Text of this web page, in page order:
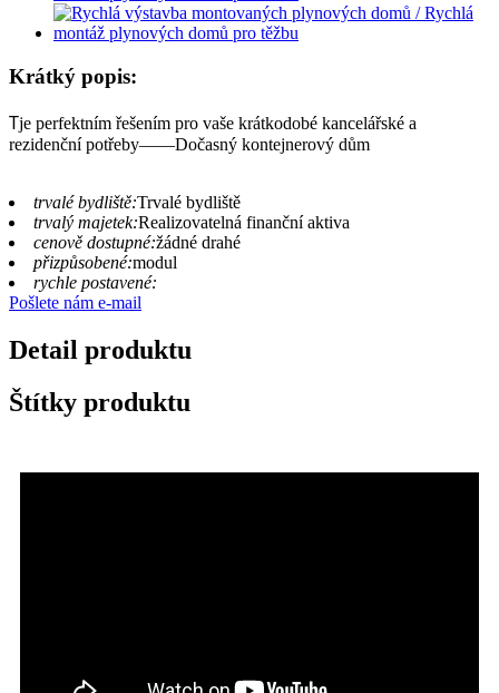
Krátký popis:
Tje perfektním řešením pro vaše krátkodobé kancelářské a
rezidenční potřeby——Dočasný kontejnerový dům
trvalé bydliště:Trvalé bydliště
trvalý majetek:Realizovatelná finanční aktiva
cenově dostupné:žádné drahé
přizpůsobené:modul
rychle postavené:
Pošlete nám e-mail
Detail produktu
Štítky produktu